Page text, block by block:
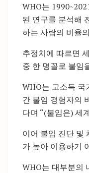
WHO는
된 연구를 분석해
하는 사람의 비율
추정치에 따르면
중 한 명꼴로 불임
WHO는 고소득 국
간 불임 경험자의
다며 “(불임은) 세
이어 불임 진단 및
가 높아 이용하기
WHO는 대부분의